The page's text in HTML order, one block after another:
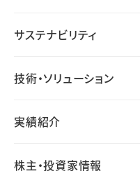
サステナビリティ
技術・ソリューション
実績紹介
株主・投資家情報